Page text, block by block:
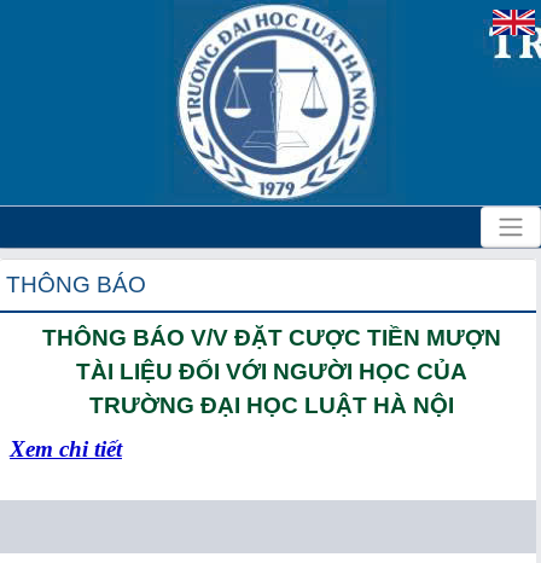
THÔNG BÁO
THÔNG BÁO V/V ĐẶT CƯỢC TIỀN MƯỢN
TÀI LIỆU ĐỐI VỚI NGƯỜI HỌC CỦA
TRƯỜNG ĐẠI HỌC LUẬT HÀ NỘI
Xem chi tiết